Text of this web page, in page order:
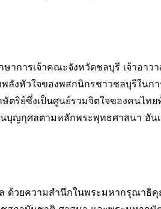
การเจ้าคณะจังหวัดชลบุรี เจ้าอาว
ลังหัวใจของพสกนิกรชาวชลบุรีในกา
ริย์ซึ่งเป็นศูนย์รวมจิตใจของคนไทย
บุญกุศลตามหลักพระพุทธศาสนา อัน
ด้วยความสำนึกในพระมหากรุณาธิ